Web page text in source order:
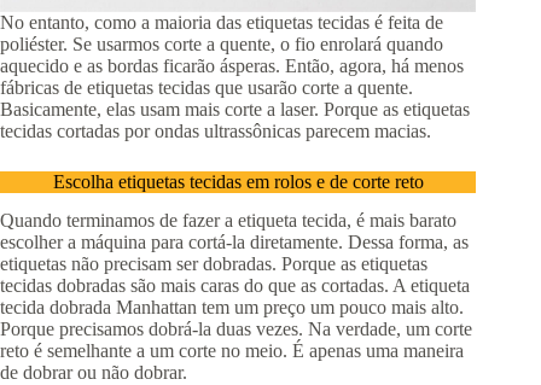
No entanto, como a maioria das etiquetas tecidas é feita de
poliéster. Se usarmos corte a quente, o fio enrolará quando
aquecido e as bordas ficarão ásperas. Então, agora, há menos
fábricas de etiquetas tecidas que usarão corte a quente.
Basicamente, elas usam mais corte a laser. Porque as etiquetas
tecidas cortadas por ondas ultrassônicas parecem macias.
Escolha etiquetas tecidas em rolos e de corte reto
Quando terminamos de fazer a etiqueta tecida, é mais barato
escolher a máquina para cortá-la diretamente. Dessa forma, as
etiquetas não precisam ser dobradas. Porque as etiquetas
tecidas dobradas são mais caras do que as cortadas. A etiqueta
tecida dobrada Manhattan tem um preço um pouco mais alto.
Porque precisamos dobrá-la duas vezes. Na verdade, um corte
reto é semelhante a um corte no meio. É apenas uma maneira
de dobrar ou não dobrar.